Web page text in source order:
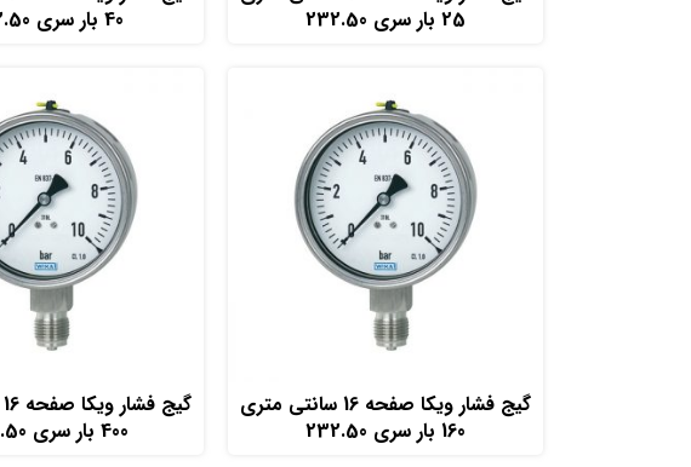
25 بار سری 232.50
40 بار سری 232.50
گیج فشار ویکا صفحه 16 سانتی متری
160 بار سری 232.50
400 بار سری 232.50